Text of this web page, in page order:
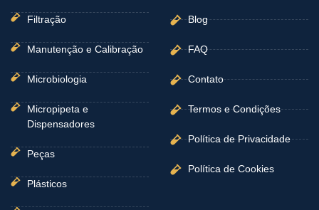
Filtração
Manutenção e Calibração
Microbiologia
Micropipeta e
Dispensadores
Peças
Plásticos
Blog
FAQ
Contato
Termos e Condições
Política de Privacidade
Política de Cookies